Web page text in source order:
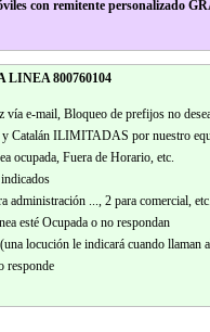
con remitente personalizado
800760104
e-mail, Bloqueo de prefijos no
y Catalán ILIMITADAS por nuestro
ocupada, Fuera de Horario, etc.
administración ..., 2 para comercial,
esté Ocupada o no respondan
locución le indicará cuando llaman
responde